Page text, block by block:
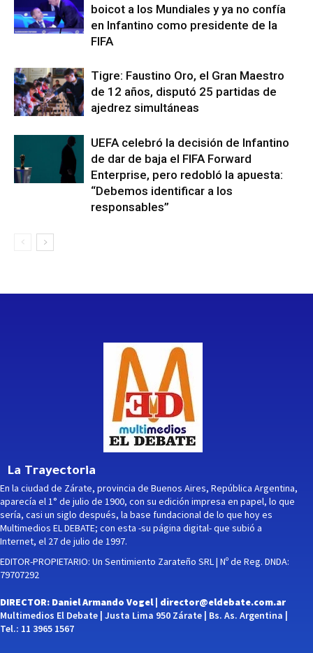
boicot a los Mundiales y ya no confía
en Infantino como presidente de la
FIFA
Tigre: Faustino Oro, el Gran Maestro
de 12 años, disputó 25 partidas de
ajedrez simultáneas
UEFA celebró la decisión de Infantino
de dar de baja el FIFA Forward
Enterprise, pero redobló la apuesta:
“Debemos identificar a los
responsables”
La Trayectoria
En la ciudad de Zárate, provincia de Buenos Aires, República Argentina,
aparecía el 1° de julio de 1900, con su edición impresa en papel, lo que
sería, casi un siglo después, la base fundacional de lo que hoy es
Multimedios EL DEBATE; con esta -su página digital- que subió a
Internet, el 27 de julio de 1997.
EDITOR-PROPIETARIO: Un Sentimiento Zarateño SRL | Nº de Reg. DNDA:
79707292
DIRECTOR: Daniel Armando Vogel | director@eldebate.com.ar
Multimedios El Debate | Justa Lima 950 Zárate | Bs. As. Argentina |
Tel.: 11 3965 1567